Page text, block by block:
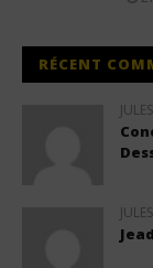
RÉCENT
JULES
JULES